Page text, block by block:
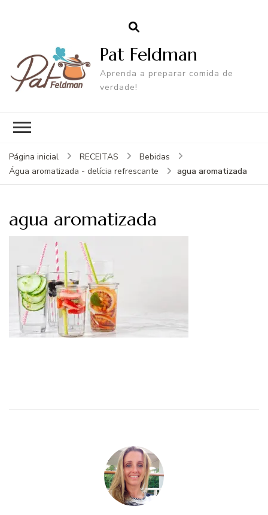
Pat Feldman
Aprenda a preparar comida de
verdade!
Página inicial RECEITAS
Bebidas
Água aromatizada - delícia refrescante
agua aromatizada
agua aromatizada